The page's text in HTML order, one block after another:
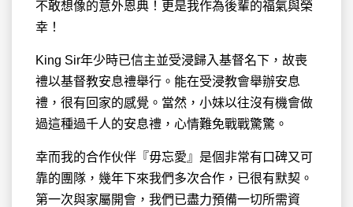
不敢想像的意外恩典！更是我作為後輩的福氣與榮
幸！
King Sir年少時已信主並受浸歸入基督名下，故喪
禮以基督教安息禮舉行。能在受浸教會舉辦安息
禮，很有回家的感覺。當然，小妹以往沒有機會做
過這種過千人的安息禮，心情難免戰戰驚驚。
幸而我的合作伙伴『毋忘愛』是個非常有口碑又可
靠的團隊，幾年下來我們多次合作，已很有默契。
第一次與家屬開會，我們已盡力預備一切所需資